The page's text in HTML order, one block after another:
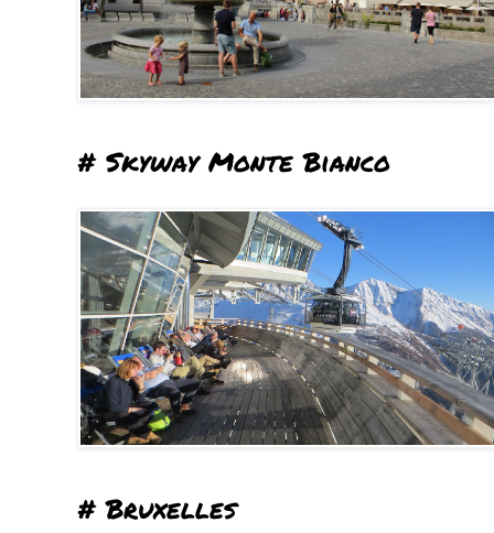
# Skyway Monte Bianco
# Bruxelles